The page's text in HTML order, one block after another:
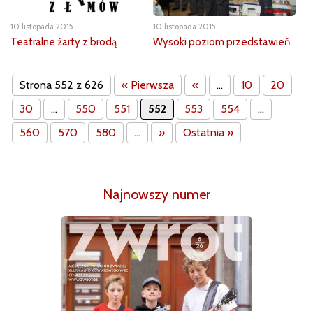
10 listopada 2015
Teatralne żarty z brodą
10 listopada 2015
Wysoki poziom przedstawień
Strona 552 z 626 « Pierwsza « ... 10
20
30
... 550 551 552 553 554
...
560
570 580 ... » Ostatnia »
Najnowszy numer